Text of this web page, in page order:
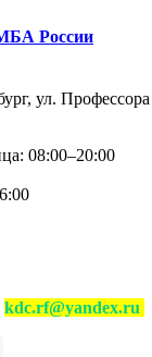
России
ул.
08:00–20:00
kdc.rf@yandex.ru